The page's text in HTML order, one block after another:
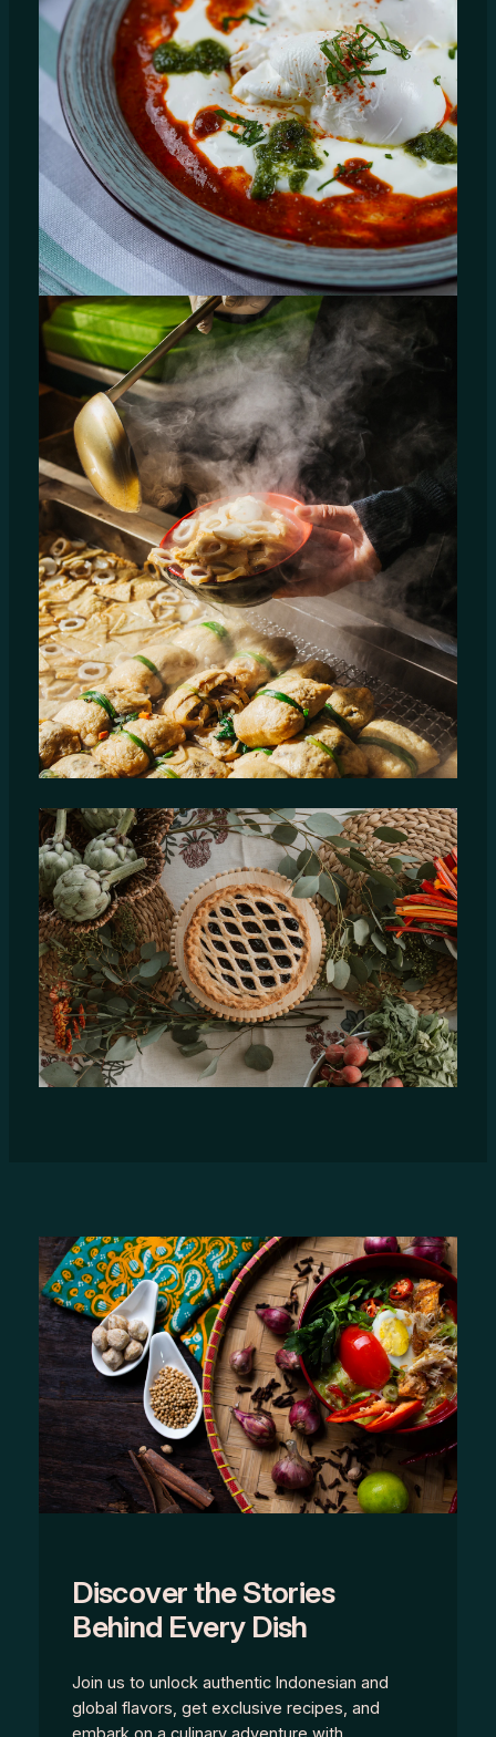
Discover the Stories
Behind Every Dish
Join us to unlock authentic Indonesian and
global flavors, get exclusive recipes, and